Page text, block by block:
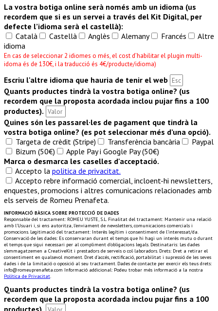
La vostra botiga online serà només amb un idioma (us
recordem que si es un servei a través del Kit Digital, per
defecte l’idioma serà el castellà):
Català
Castellà Anglès Alemany Francés
Altre
idioma
En cas de seleccionar 2 idiomes o més, el cost d’habilitar el plugin multi-
idoma és de 130€, i la traducció és 4€/producte/idioma)
Escriu l'altre idioma que hauria de tenir el web
Quants productes tindrà la vostra botiga online? (us
recordem que la proposta acordada inclou pujar fins a 100
productes).
Quines són les passarel·les de pagament que tindrà la
vostra botiga online? (es pot seleccionar més d’una opció).
Targeta de crèdit (Stripe)
Transferència bancària
Paypal
Bizum (50€)
Apple Pay i Google Pay (50€)
Marca o desmarca les caselles d'acceptació.
Accepto la politica de privacitat.
Accepto rebre informació comercial, incloent-hi newsletters,
enquestes, promocions i altres comunicacions relacionades amb
els serveis de Romeu Prenafeta.
INFORMACIÓ BÀSICA SOBRE PROTECCIÓ DE DADES
Responsable del tractament: ROMEU YUSTE, S.L. Finalitat del tractament: Mantenir una relació
amb l'Usuari i, si ens autoritza, l'enviament de newsletters, comunicacions comercials i
promocions. Legitimació del tractament: Interès legítim i consentiment de l'interessat/da.
Conservació de les dades: Es conservaran durant el temps que hi hagi un interès mutu o durant
el temps que sigui necessari per al compliment d'obligacions legals. Destinataris: Les dades
s'emmagatzemen a ​CreativeKit i prestadors de serveis o col·laboradors. Drets: Dret a retirar el
consentiment en qualsevol moment. Dret d'accés, rectificació, portabilitat i supressió de les seves
dades i de la limitació o oposició al seu tractament. Dades de contacte per exercir els teus drets:
info@romeuprenafeta.com Informació addicional: Podeu trobar més informació a la nostra
Política de Privacitat.
Quants productes tindrà la vostra botiga online? (us
recordem que la proposta acordada inclou pujar fins a 100
productes).